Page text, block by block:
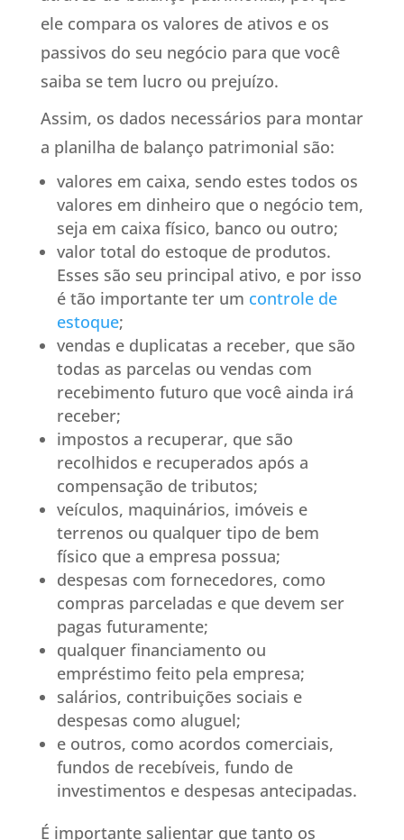
ele compara os valores de ativos e os
passivos do seu negócio para que você
saiba se tem lucro ou prejuízo.
Assim, os dados necessários para montar
a planilha de balanço patrimonial são:
valores em caixa, sendo estes todos os
valores em dinheiro que o negócio tem,
seja em caixa físico, banco ou outro;
valor total do estoque de produtos.
Esses são seu principal ativo, e por isso
é tão importante ter um controle de
estoque;
vendas e duplicatas a receber, que são
todas as parcelas ou vendas com
recebimento futuro que você ainda irá
receber;
impostos a recuperar, que são
recolhidos e recuperados após a
compensação de tributos;
veículos, maquinários, imóveis e
terrenos ou qualquer tipo de bem
físico que a empresa possua;
despesas com fornecedores, como
compras parceladas e que devem ser
pagas futuramente;
qualquer financiamento ou
empréstimo feito pela empresa;
salários, contribuições sociais e
despesas como aluguel;
e outros, como acordos comerciais,
fundos de recebíveis, fundo de
investimentos e despesas antecipadas.
É importante salientar que tanto os